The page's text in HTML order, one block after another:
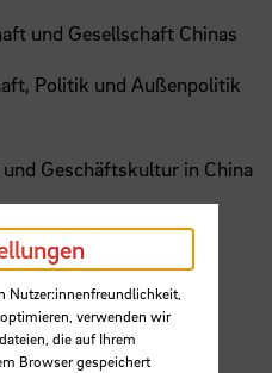
und Gesellschaft Chinas
Politik und Außenpolitik
Geschäftskultur in China
der Wirtschaft
Nutzer:innenfreundlichkeit,
verwenden wir
die auf Ihrem
Browser gespeichert